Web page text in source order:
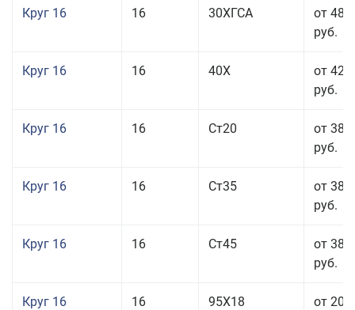
Круг 16 16 30ХГСА
от 48
руб.
Круг 16 16 40Х
от 42
руб.
Круг 16 16 Ст20
от 38
руб.
Круг 16 16 Ст35
от 38
руб.
Круг 16 16 Ст45
от 38
руб.
Круг 16 16 95Х18
от 208